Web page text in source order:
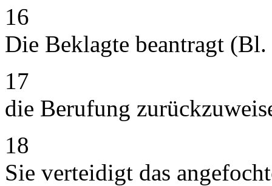
16
Die Beklagte beantragt
17
die Berufung
18
Sie verteidigt das